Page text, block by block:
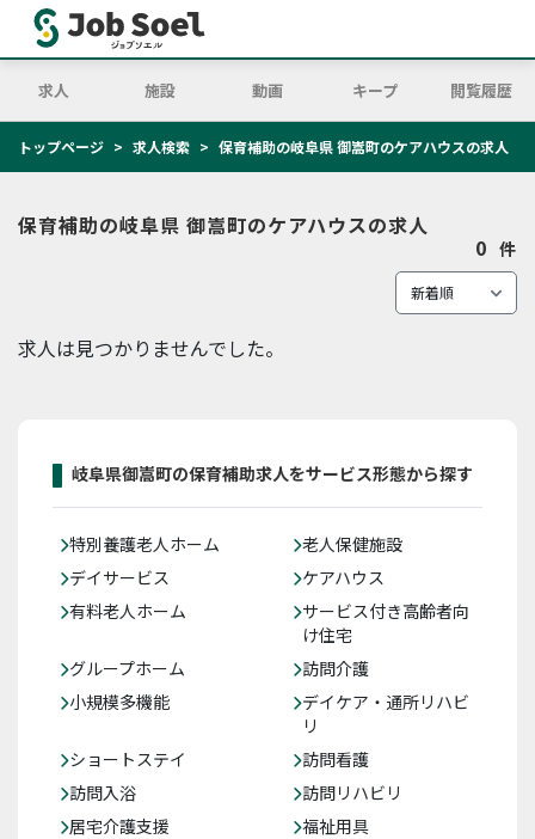
求人 施設 動画 キープ 閲覧履歴
トップページ 求人検索 保育補助の岐阜県 御嵩町のケアハウスの求人
保育補助の岐阜県 御嵩町のケアハウスの求人
0 件
求人は見つかりませんでした。
岐阜県御嵩町の保育補助求人をサービス形態から探す
特別養護老人ホーム
老人保健施設
デイサービス
ケアハウス
有料老人ホーム
サービス付き高齢者向
け住宅
グループホーム
訪問介護
小規模多機能
デイケア・通所リハビ
リ
ショートステイ
訪問看護
訪問入浴
訪問リハビリ
居宅介護支援
福祉用具